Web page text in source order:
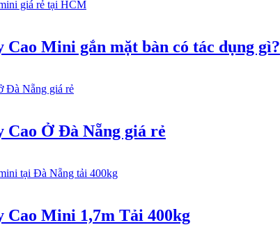
Cao Mini gắn mặt bàn có tác dụng gì?
Cao Ở Đà Nẵng giá rẻ
Cao Mini 1,7m Tải 400kg